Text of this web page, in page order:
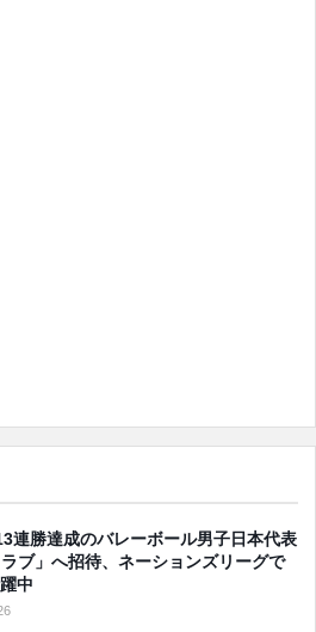
連勝達成のバレーボール男子日本代表
ブ」へ招待、ネーションズリーグで
中